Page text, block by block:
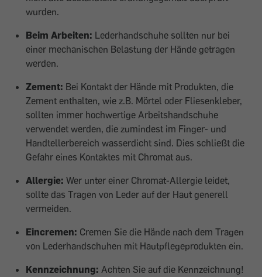
wurden.
Beim Arbeiten: Lederhandschuhe sollten nur bei
einer mechanischen Belastung der Hände getragen
werden.
Zement: Bei Kontakt der Hände mit Produkten, die
Zement enthalten, wie z.B. Mörtel oder Fliesenkleber,
sollten immer hochwertige Arbeitshandschuhe
verwendet werden, die zumindest im Finger- und
Handtellerbereich wasserdicht sind. Dies schließt die
Gefahr eines Kontaktes mit Chromat aus.
Allergie: Wer unter einer Chromat-Allergie leidet,
sollte das Tragen von Leder auf der Haut generell
vermeiden.
Eincremen: Cremen Sie die Hände nach dem Tragen
von Lederhandschuhen mit Hautpflegeprodukten ein.
Kennzeichnung: Achten Sie auf die Kennzeichnung!